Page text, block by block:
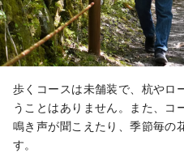
歩くコースは未舗装で、杭やロ
うことはありません。また、コ
鳴き声が聞こえたり、季節毎の
す。